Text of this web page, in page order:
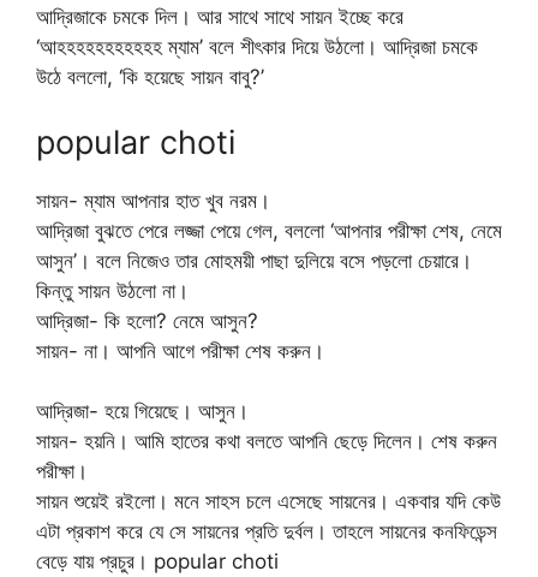
আদ্রিজাকে চমকে দিল। আর সাথে সাথে সায়ন ইচ্ছে করে
‘আহহহহহহহহহহহ ম্যাম’ বলে শীৎকার দিয়ে উঠলো। আদ্রিজা চমকে
উঠে বললো, ‘কি হয়েছে সায়ন বাবু?’
popular choti
সায়ন- ম্যাম আপনার হাত খুব নরম।
আদ্রিজা বুঝতে পেরে লজ্জা পেয়ে গেল, বললো ‘আপনার পরীক্ষা শেষ, নেমে
আসুন’। বলে নিজেও তার মোহময়ী পাছা দুলিয়ে বসে পড়লো চেয়ারে।
কিন্তু সায়ন উঠলো না।
আদ্রিজা- কি হলো? নেমে আসুন?
সায়ন- না। আপনি আগে পরীক্ষা শেষ করুন।
আদ্রিজা- হয়ে গিয়েছে। আসুন।
সায়ন- হয়নি। আমি হাতের কথা বলতে আপনি ছেড়ে দিলেন। শেষ করুন
পরীক্ষা।
সায়ন শুয়েই রইলো। মনে সাহস চলে এসেছে সায়নের। একবার যদি কেউ
এটা প্রকাশ করে যে সে সায়নের প্রতি দুর্বল। তাহলে সায়নের কনফিডেন্স
বেড়ে যায় প্রচুর। popular choti